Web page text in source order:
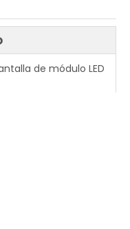
de módulo LED